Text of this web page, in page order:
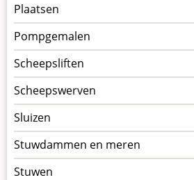
Plaatsen
Pompgemalen
Scheepsliften
Scheepswerven
Sluizen
Stuwdammen en meren
Stuwen